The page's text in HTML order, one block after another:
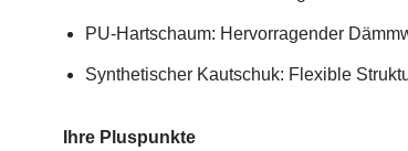
PU-Hartschaum: Hervorragender
Synthetischer Kautschuk: Flexible
Ihre Pluspunkte